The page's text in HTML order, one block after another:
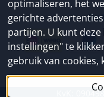
KvK:
optimaliseren, het
gerichte
partijen. U kunt
instellingen" te
gebruik van cookies,